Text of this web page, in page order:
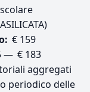
€ 159
— € 183
aggregati
periodico delle